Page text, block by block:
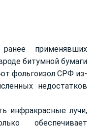
применявших
битумной бумаги
фольгоизол СРФ из-
недостатков
инфракрасные лучи,
обеспечивает